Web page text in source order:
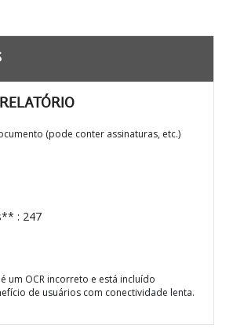
(pode conter assinaturas, etc.)
: 247
um OCR incorreto e está incluído
de usuários com conectividade lenta.